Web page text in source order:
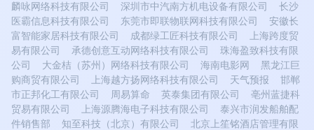
麟咏网络科技有限公司
深圳市中汽南方机电设备有限公司
长沙
医霸信息科技有限公司
东莞市即联物联网科技有限公司
安徽长
富智能家居科技有限公司
成都绿工匠科技有限公司
上海跨度贸
易有限公司
承德创意互动网络科技有限公司
珠海盈致科技有限
公司
大金桔（苏州）网络科技有限公司 海南电影网
黑龙江巨
购商贸有限公司
上海越方扬网络科技有限公司 天气预报
邯郸
市正邦化工有限公司
周易算命 英泰集团有限公司
亳州蓝捷科
贸易有限公司
上海源腾海电子科技有限公司
泰兴市润发船舶配
件销售部
知至科技（北京）有限公司
北京上笙铭酒店管理有限